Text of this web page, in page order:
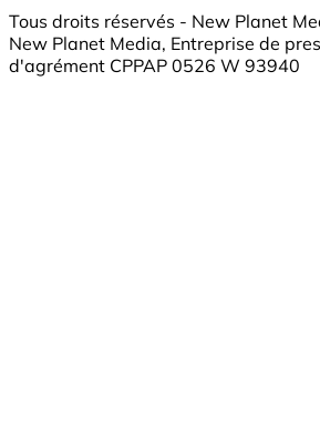
Tous droits réservés - New Planet
New Planet Media, Entreprise de
d'agrément CPPAP 0526 W 93940